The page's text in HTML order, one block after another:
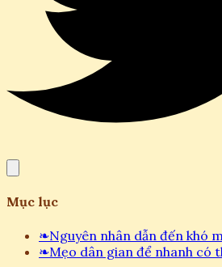
Mục lục
❧Nguyên nhân dẫn đến khó
❧Mẹo dân gian để nhanh có